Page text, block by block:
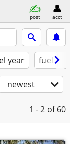
post acct
year fuel
newest
1 - 2 of 60